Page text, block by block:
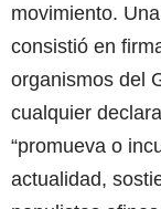
movimiento.
consistió en
organismos del
cualquier
“promueva o
actualidad,